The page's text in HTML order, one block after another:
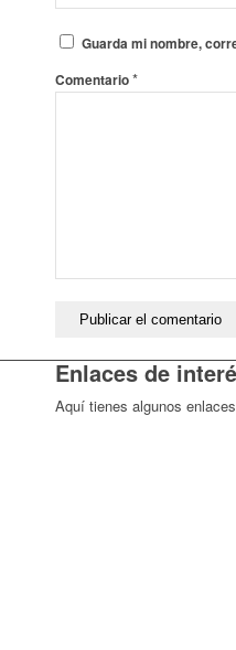
Guarda mi nombre,
Comentario*
Enlaces de
Aquí tienes algunos